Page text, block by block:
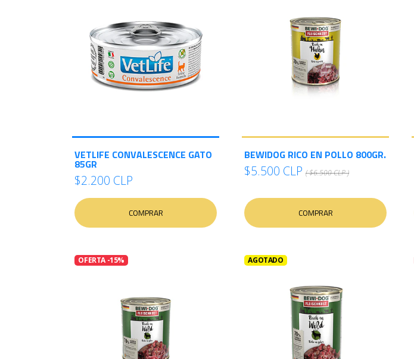
VETLIFE CONVALESCENCE GATO
85GR
$2.200 CLP
COMPRAR
BEWIDOG RICO EN POLLO 800GR.
$5.500 CLP ( $6.500 CLP )
COMPRAR
OFERTA -15% AGOTADO